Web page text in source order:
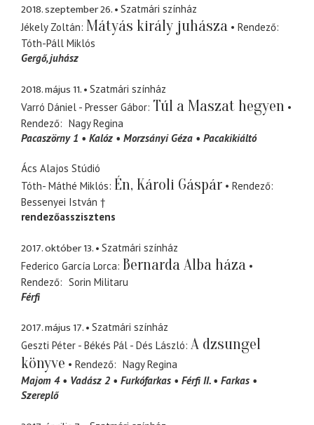
2018. szeptember 26.
Szatmári színház
Jékely Zoltán Mátyás király juhásza
Rendező
Tóth-Páll Miklós
Gergő juhász
2018. május 11.
Szatmári színház
Varró Dániel - Presser Gábor Túl a Maszat hegyen
Rendező
Nagy Regina
Pacaszörny 1
Kalóz Morzsányi Géza Pacakikiáltó
Ács Alajos Stúdió
Tóth- Máthé Miklós Én, Károli Gáspár
Rendező
Bessenyei István †
rendezőasszisztens
2017. október 13.
Szatmári színház
Federico García Lorca Bernarda Alba háza
Rendező
Sorin Militaru
Férfi
2017. május 17.
Szatmári színház
Geszti Péter - Békés Pál - Dés László A dzsungel
könyve
Rendező
Nagy Regina
Majom 4
Vadász 2 Furkófarkas Férfi II.
Farkas
Szereplő